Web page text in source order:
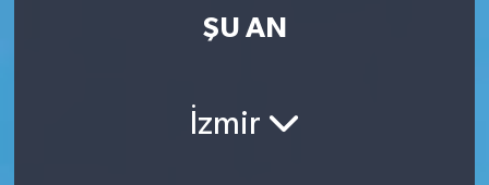
ŞU AN
İzmir